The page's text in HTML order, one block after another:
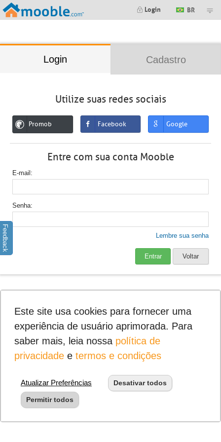
Login BR
Login Cadastro
Utilize suas redes sociais
Promob Facebook Google
Entre com sua conta Mooble
E-mail
Senha
Lembre sua senha
Entrar Voltar
Feedback
Este site usa cookies para fornecer uma
experiência de usuário aprimorada. Para
saber mais, leia nossa política de
privacidadee termos e condições
Atualizar Preferências Desativar todos
Permitir todos